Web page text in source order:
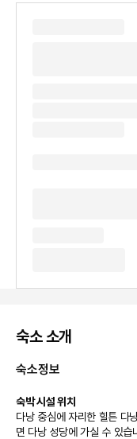
숙소 소개
숙소정보
숙박 시설 위치
다낭 중심에 자리한 힐튼 다
면 다낭 성당에 가실 수 있